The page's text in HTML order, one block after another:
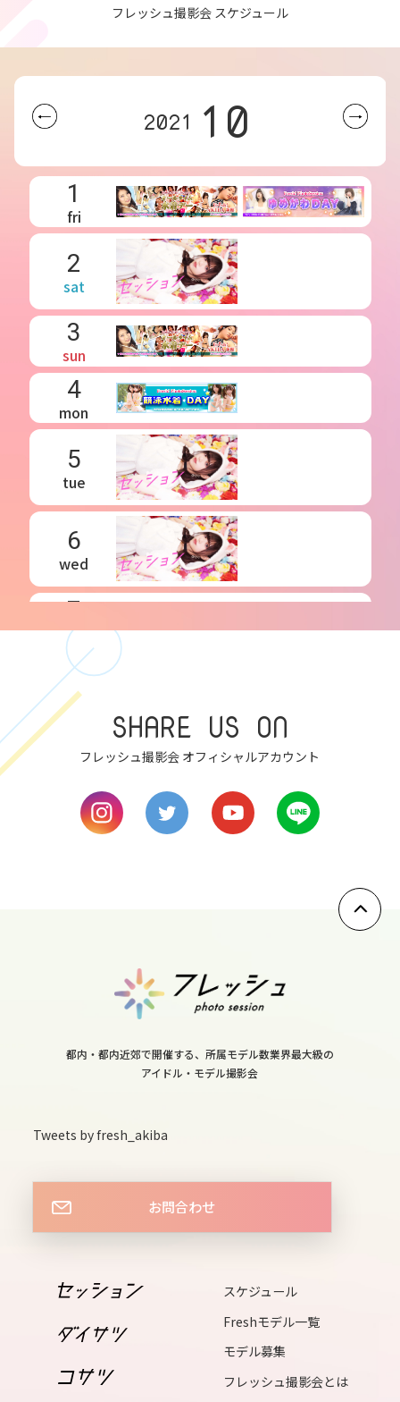
フレッシュ撮影会 スケジュール
2021 10
1
fri
2
sat
3
sun
4
mon
5
tue
6
wed
7
thu
8
fri
sun
11
15
16
sat
17
sun
18
19
20
wed
SHARE US ON
フレッシュ撮影会 オフィシャルアカウント
都内・都内近郊で開催する、所属モデル数業界最大級の
アイドル・モデル撮影会
Tweets by fresh_akiba
お問合わせ
スケジュール
Freshモデル一覧
モデル募集
フレッシュ撮影会とは